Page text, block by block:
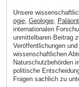
Unsere
ogie, Geologie,
internationalen
unmittelbaren Beitrag
Veröffentlichungen
wissenschaftlichen
Naturschutzbehörden
politische
Fragen sachlich zu